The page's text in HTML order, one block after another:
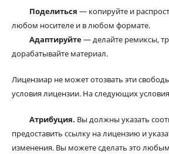
Поделиться — копируйте и
любом носителе и в любом формате.
Адаптируйте— делайте ремиксы,
дорабатывайте материал.
Лицензиар не может отозвать эти
условия лицензии. На следующих
Атрибуция. Вы должны указать
предоставить ссылку на лицензию и
изменения. Вы можете сделать это